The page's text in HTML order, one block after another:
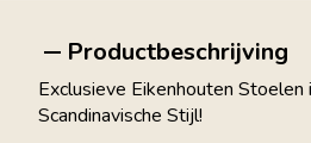
Productbeschrijving
Exclusieve Eikenhouten Stoelen
Scandinavische Stijl!